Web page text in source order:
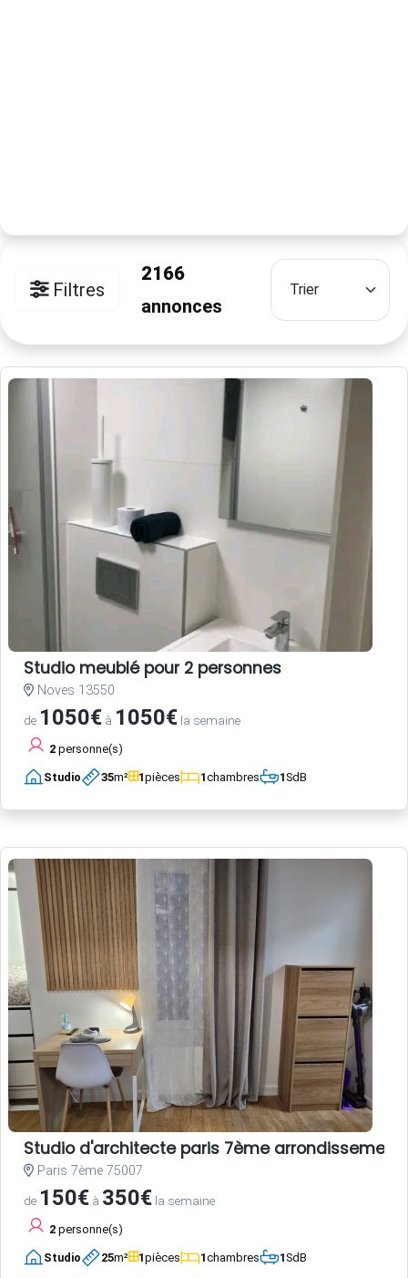
Filtres
2166
annonces
Studio meublé pour 2 personnes
Noves 13550
de 1050€ à 1050€ la semaine
2 personne(s)
Studio 35m² 1pièces 1chambres 1SdB
Studio d'architecte paris 7ème arrondissement
Paris 7ème 75007
de 150€ à 350€ la semaine
2 personne(s)
Studio 25m² 1pièces 1chambres 1SdB